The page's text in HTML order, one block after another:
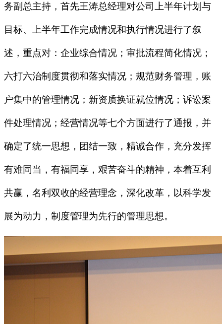
务副总主持，首先王涛总经理对公司上半年计划与
目标、上半年工作完成情况和执行情况进行了叙
述，重点对： 企业综合情况；审批流程简化情况；
六打六治制度贯彻和落实情况；规范财务管理，账
户集中的管理情况；新资质换证就位情况；诉讼案
件处理情况；经营情况等七个方面进行了通报，并
确定了统一思想，团结一致，精诚合作，充分发挥
有难同当，有福同享，艰苦奋斗的精神，本着互利
共赢，名利双收的经营理念，深化改革，以科学发
展为动力，制度管理为先行的管理思想。